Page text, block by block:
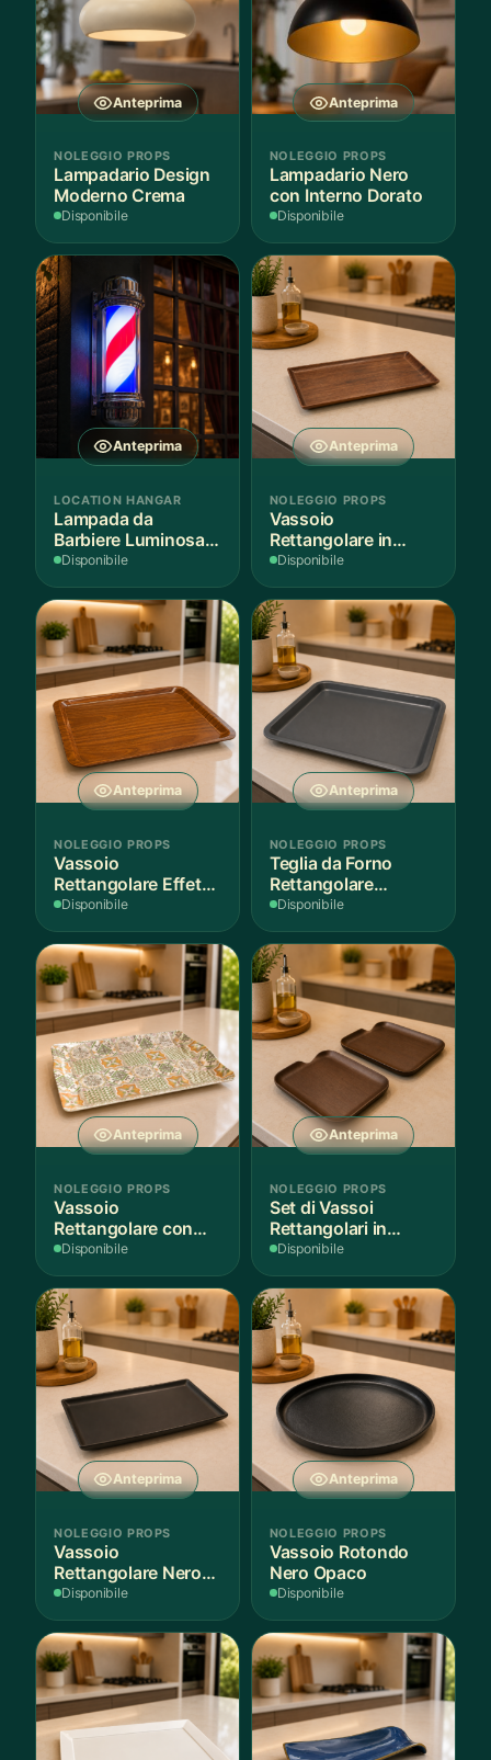
Anteprima
NOLEGGIO PROPS
Lampadario Design
Moderno Crema
Disponibile
Anteprima
NOLEGGIO PROPS
Lampadario Nero
con Interno Dorato
Disponibile
Anteprima
LOCATION HANGAR
Lampada da
Barbiere Luminosa
Rotante
Disponibile
Anteprima
NOLEGGIO PROPS
Vassoio
Rettangolare in
Legno Scuro
Disponibile
Anteprima
NOLEGGIO PROPS
Vassoio
Rettangolare Effetto
Legno
Disponibile
Anteprima
NOLEGGIO PROPS
Teglia da Forno
Rettangolare
Antiaderente
Disponibile
Anteprima
NOLEGGIO PROPS
Vassoio
Rettangolare con
Fantasia
Disponibile
Anteprima
NOLEGGIO PROPS
Set di Vassoi
Rettangolari in
Finitura Legno
Disponibile
Anteprima
NOLEGGIO PROPS
Vassoio
Rettangolare Nero
Opaco
Disponibile
Anteprima
NOLEGGIO PROPS
Vassoio Rotondo
Nero Opaco
Disponibile